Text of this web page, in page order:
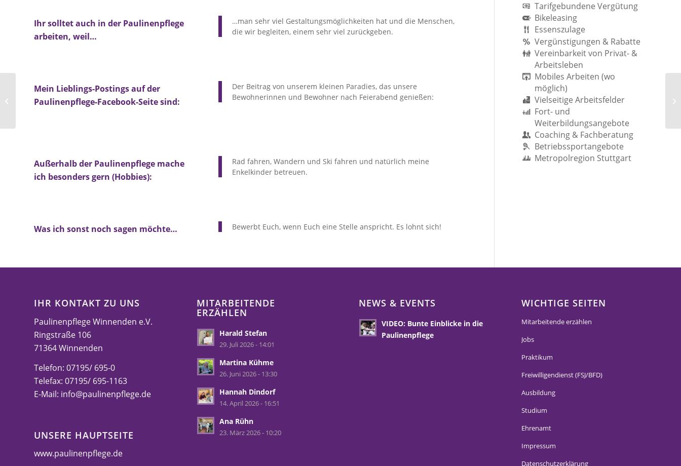
Ihr solltet auch in der Paulinenpflege
arbeiten, weil…
…man sehr viel Gestaltungsmöglichkeiten hat und die Menschen,
die wir begleiten, einem sehr viel zurückgeben.
Mein Lieblings-Postings auf der
Paulinenpflege-Facebook-Seite sind:
Der Beitrag von unserem kleinen Paradies, das unsere
Bewohnerinnen und Bewohner nach Feierabend genießen:
Außerhalb der Paulinenpflege mache
ich besonders gern (Hobbies):
Rad fahren, Wandern und Ski fahren und natürlich meine
Enkelkinder betreuen.
Was ich sonst noch sagen möchte… Bewerbt Euch, wenn Euch eine Stelle anspricht. Es lohnt sich!
Tarifgebundene Vergütung
Bikeleasing
Essenszulage
Vergünstigungen & Rabatte
Vereinbarkeit von Privat- &
Arbeitsleben
Mobiles Arbeiten (wo
möglich)
Vielseitige Arbeitsfelder
Fort- und
Weiterbildungsangebote
Coaching & Fachberatung
Betriebssportangebote
Metropolregion Stuttgart
IHR KONTAKT ZU UNS
Paulinenpflege Winnenden e.V.
Ringstraße 106
71364 Winnenden
Telefon: 07195/ 695-0
Telefax: 07195/ 695-1163
E-Mail: info@paulinenpflege.de
UNSERE HAUPTSEITE
www.paulinenpflege.de
MITARBEITENDE
ERZÄHLEN
Harald Stefan
29. Juli 2026 - 14:01
Martina Kühme
26. Juni 2026 - 13:30
Hannah Dindorf
14. April 2026 - 16:51
Ana Rühn
23. März 2026 - 10:20
NEWS & EVENTS
VIDEO: Bunte Einblicke in die
Paulinenpflege
WICHTIGE SEITEN
Mitarbeitende erzählen
Jobs
Praktikum
Freiwilligendienst (FSJ/BFD)
Ausbildung
Studium
Ehrenamt
Impressum
Datenschutzerklärung
Katrin Karstedt